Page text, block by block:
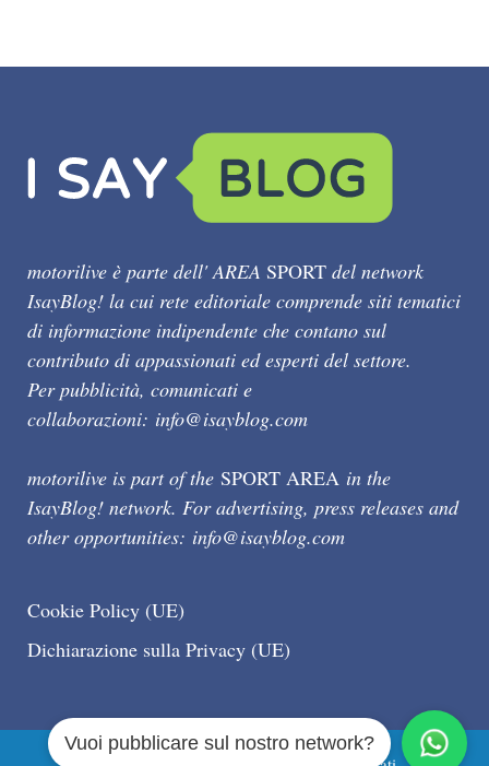
motorilive è parte dell' AREA SPORT del network
IsayBlog! la cui rete editoriale comprende siti tematici
di informazione indipendente che contano sul
contributo di appassionati ed esperti del settore.
Per pubblicità, comunicati e
collaborazioni: info@isayblog.com
motorilive is part of the SPORT AREA in the
IsayBlog! network. For advertising, press releases and
other opportunities: info@isayblog.com
Cookie Policy (UE)
Dichiarazione sulla Privacy (UE)
Vuoi pubblicare sul nostro network?